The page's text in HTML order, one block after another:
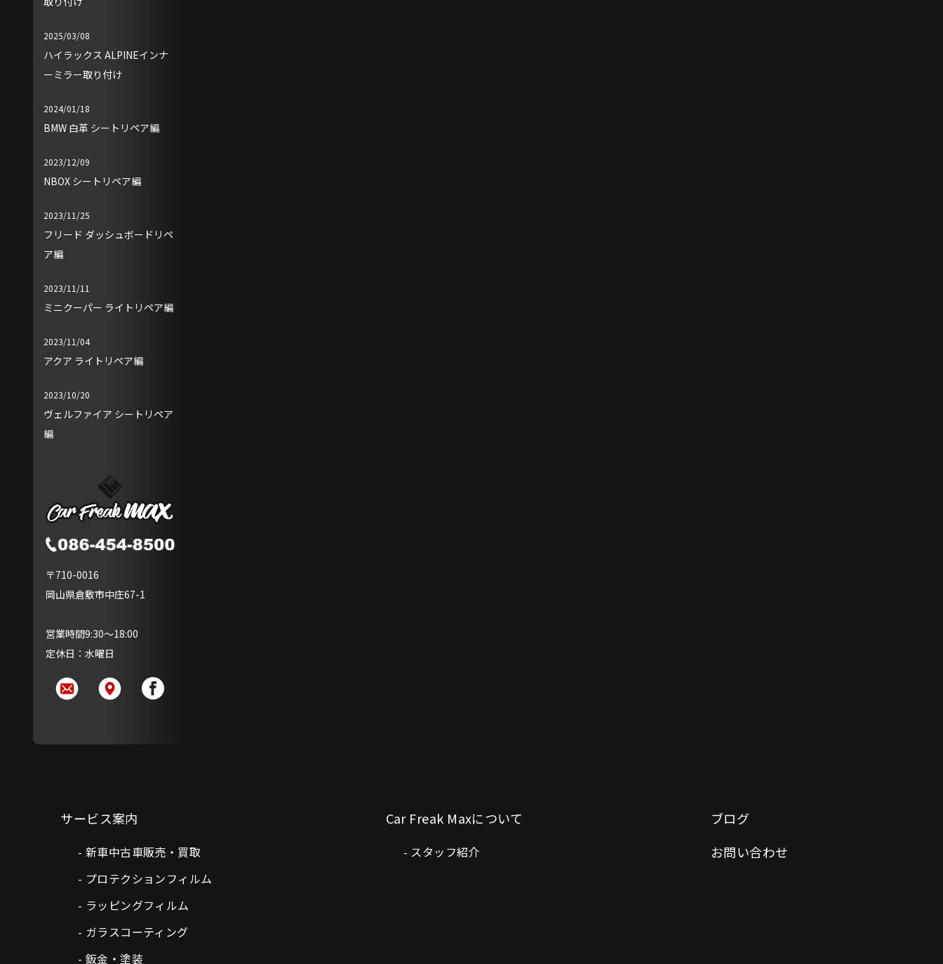
2025/03/08
ハイラックス ALPINEインナ
ーミラー取り付け
2024/01/18
BMW 白革 シートリペア編
2023/12/09
NBOX シートリペア編
2023/11/25
フリード ダッシュボードリペ
ア編
2023/11/11
ミニクーパー ライトリペア編
2023/11/04
アクア ライトリペア編
2023/10/20
ヴェルファイア シートリペア
編
〒710-0016
岡山県倉敷市中庄67-1
営業時間9:30～18:00
定休日：水曜日
サービス案内
新車中古車販売・買取
プロテクションフィルム
ラッピングフィルム
ガラスコーティング
鈑金・塗装
Car Freak Maxについて
スタッフ紹介
ブログ
お問い合わせ